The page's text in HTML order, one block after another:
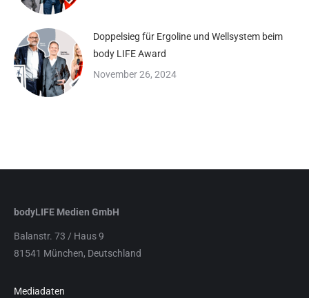
Doppelsieg für Ergoline und Wellsystem beim
body LIFE Award
November 26, 2024
bodyLIFE Medien GmbH
Balanstr. 73 / Haus 9
81541 München, Deutschland
Mediadaten